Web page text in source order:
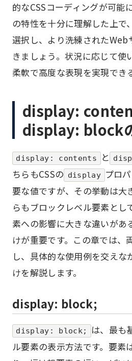
的なCSSコーディングが可能
の特性を十分に理解した上で
選択し、より洗練されたWeb
きましょう。状況に応じて使
柔軟で高度な表現を実現でき
display:
display: block
display: contents と
ちらもCSSの display プロ
要な値ですが、その挙動は大
らもブロックレベル要素とし
素への影響に大きな違いがあ
けが重要です。この章では、
し、具体的な使用例を交えな
けを解説します。
display: block;
display: block;
は、最も
ル要素の表示方法です。要素